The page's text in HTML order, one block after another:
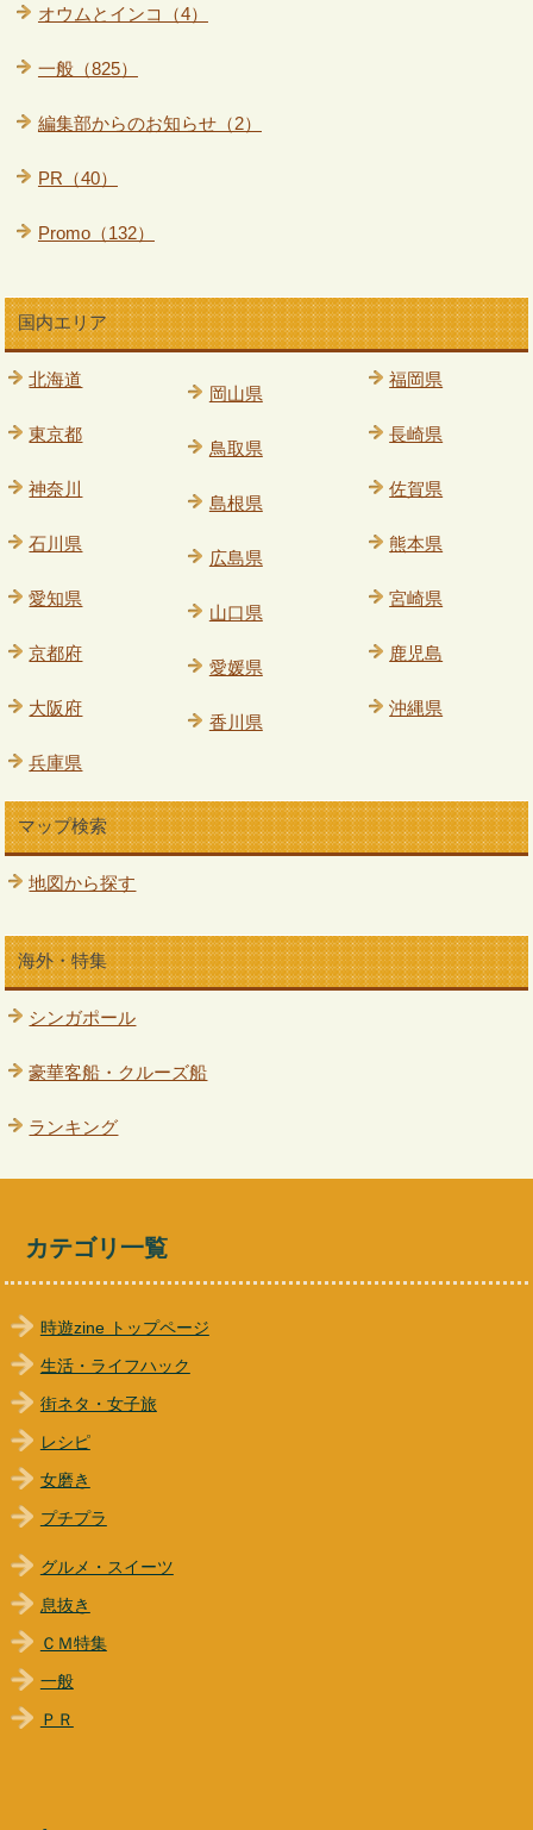
オウムとインコ（4）
一般（825）
編集部からのお知らせ（2）
PR（40）
Promo（132）
国内エリア
北海道
東京都
神奈川
石川県
愛知県
京都府
大阪府
兵庫県
岡山県
鳥取県
島根県
広島県
山口県
愛媛県
香川県
福岡県
長崎県
佐賀県
熊本県
宮崎県
鹿児島
沖縄県
マップ検索
地図から探す
海外・特集
シンガポール
豪華客船・クルーズ船
ランキング
カテゴリ一覧
時遊zine トップページ
生活・ライフハック
街ネタ・女子旅
レシピ
女磨き
プチプラ
グルメ・スイーツ
息抜き
ＣＭ特集
一般
ＰＲ